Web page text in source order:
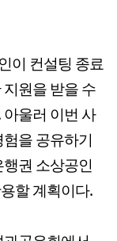
이 컨설팅 종료
원을 받을 수
울러 이번 사
을 공유하기
권 소상공인
할 계획이다.